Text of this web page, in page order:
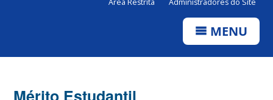
Área Restrita Administradores do Site
MENU
Mérito Estudantil